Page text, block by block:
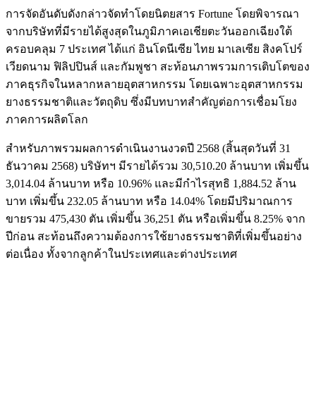
การจัดอันดับดังกล่าวจัดทำโดยนิตยสาร Fortune โดยพิจารณา
จากบริษัทที่มีรายได้สูงสุดในภูมิภาคเอเชียตะวันออกเฉียงใต้
ครอบคลุม 7 ประเทศ ได้แก่ อินโดนีเซีย ไทย มาเลเซีย สิงคโปร์
เวียดนาม ฟิลิปปินส์ และกัมพูชา สะท้อนภาพรวมการเติบโตของ
ภาคธุรกิจในหลากหลายอุตสาหกรรม โดยเฉพาะอุตสาหกรรม
ยางธรรมชาติและวัตถุดิบ ซึ่งมีบทบาทสำคัญต่อการเชื่อมโยง
ภาคการผลิตโลก
สำหรับภาพรวมผลการดำเนินงานงวดปี 2568 (สิ้นสุดวันที่ 31
ธันวาคม 2568) บริษัทฯ มีรายได้รวม 30,510.20 ล้านบาท เพิ่มขึ้น
3,014.04 ล้านบาท หรือ 10.96% และมีกำไรสุทธิ 1,884.52 ล้าน
บาท เพิ่มขึ้น 232.05 ล้านบาท หรือ 14.04% โดยมีปริมาณการ
ขายรวม 475,430 ตัน เพิ่มขึ้น 36,251 ตัน หรือเพิ่มขึ้น 8.25% จาก
ปีก่อน สะท้อนถึงความต้องการใช้ยางธรรมชาติที่เพิ่มขึ้นอย่าง
ต่อเนื่อง ทั้งจากลูกค้าในประเทศและต่างประเทศ